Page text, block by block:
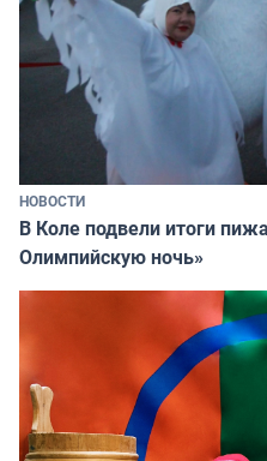
НОВОСТИ
В Коле подвели итоги
Олимпийскую ночь»